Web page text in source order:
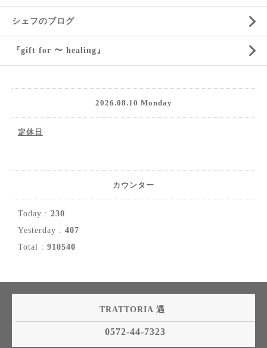
シェフのブログ
『gift for 〜 healing』
2026.08.10 Monday
定休日
カウンター
Today : 230
Yesterday : 407
Total : 910540
TRATTORIA 遇
0572-44-7323